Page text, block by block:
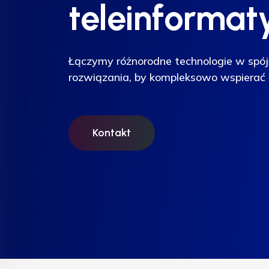
Łączymy różnorodne technologie w
rozwiązania, by kompleksowo
Kontakt
Łączymy różnorodne technologie w
rozwiązania, by kompleksowo
Kontakt
Łączymy różnorodne technologie w
rozwiązania, by kompleksowo
Kontakt